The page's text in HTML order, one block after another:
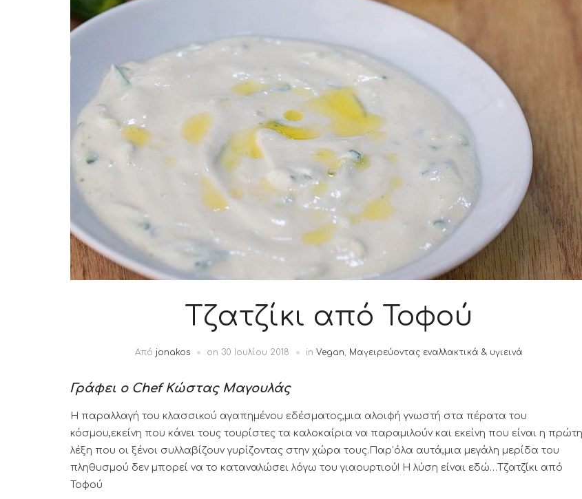
Τζατζίκι από Τοφού
Από jonakos on 30 Ιουλίου 2018 in Vegan, Μαγειρεύοντας εναλλακτικά & υγιεινά
Γράφει ο Chef Κώστας Μαγουλάς
Η παραλλαγή του κλασσικού αγαπημένου εδέσματος,μια αλοιφή γνωστή στα πέρατα του
κόσμου,εκείνη που κάνει τους τουρίστες τα καλοκαίρια να παραμιλούν και εκείνη που είναι η πρώτη
λέξη που οι ξένοι συλλαβίζουν γυρίζοντας στην χώρα τους.Παρ’όλα αυτά,μια μεγάλη μερίδα του
πληθυσμού δεν μπορεί να το καταναλώσει λόγω του γιαουρτιού! Η λύση είναι εδώ…Τζατζίκι από
Τοφού